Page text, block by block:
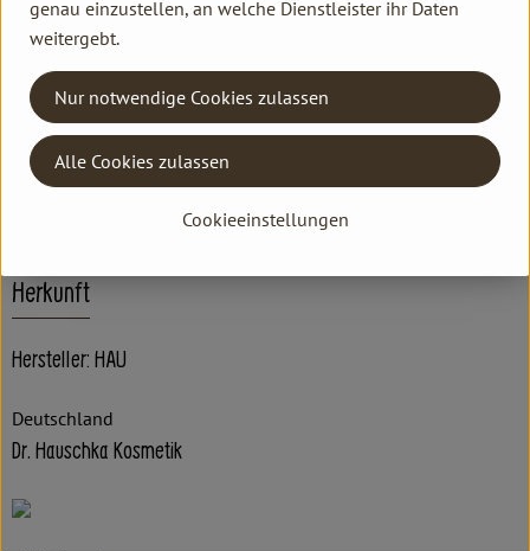
Citronensäure, Eisenoxide, Titandioxid, Ultramarin, Zinkoxid.
Produktinformationen
Produktdatenblatt
Herkunft
Hersteller: HAU
Deutschland
Dr. Hauschka Kosmetik
genau einzustellen, an welche Dienstleister ihr Daten
weitergebt.
Cookieeinstellungen
Nur notwendige Cookies zulassen
Alle Cookies zulassen